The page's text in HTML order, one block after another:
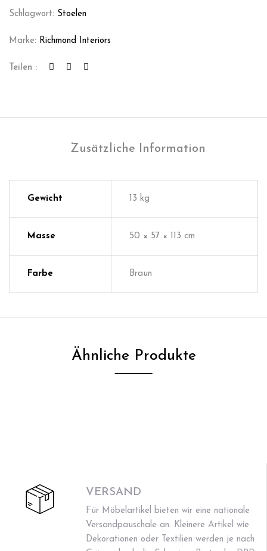
Schlagwort: Stoelen
Marke: Richmond Interiors
Teilen :
Zusätzliche Information
Gewicht 13 kg
Masse 50 × 57 × 113 cm
Farbe Braun
Ähnliche Produkte
VERSAND
Für Möbelartikel bieten wir eine nationale
Versandpauschale an. Kleinere Artikel wie
Dekorationen oder Textilien werden je nach